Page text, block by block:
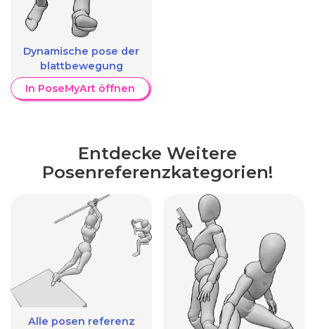
Dynamische pose der
blattbewegung
In PoseMyArt öffnen
Entdecke Weitere
Posenreferenzkategorien!
Alle posen referenz